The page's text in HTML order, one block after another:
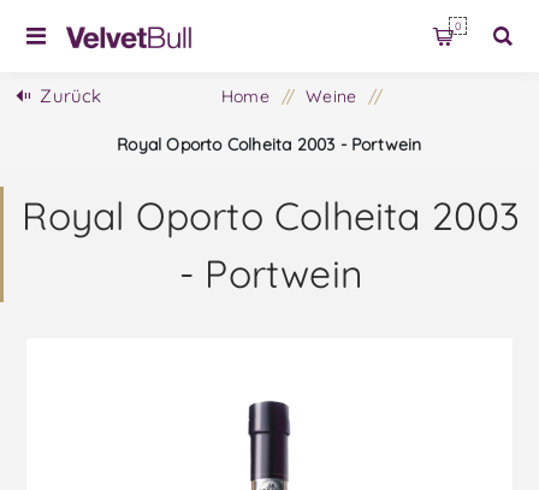
0
Zurück Home / Weine /
Royal Oporto Colheita 2003 - Portwein
Royal Oporto Colheita 2003
- Portwein